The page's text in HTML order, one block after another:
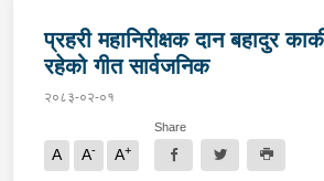
प्रहरी महानिरीक्षक दान बहादुर
रहेको गीत सार्वजनिक
२०८३-०२-०१
A A- A+
Share